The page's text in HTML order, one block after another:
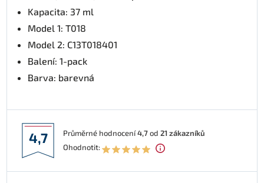
Kapacita: 37 ml
Model 1: T018
Model 2: C13T018401
Balení: 1-pack
Barva: barevná
4,7 Průměrné hodnocení4,7od 21zákazníků
Ohodnotit: